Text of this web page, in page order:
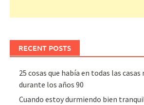
RECENT POSTS
25 cosas que había en todas las casas
durante los años 90
Cuando estoy durmiendo bien